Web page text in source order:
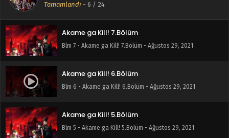
Tamamlandı - 6 / 24
Blm 8 - Akame ga Kill! 8.Bölüm - Ağustos 29, 2021
Akame ga Kill! 7.Bölüm
Blm 7 - Akame ga Kill! 7.Bölüm - Ağustos 29, 2021
Akame ga Kill! 6.Bölüm
Blm 6 - Akame ga Kill! 6.Bölüm - Ağustos 29, 2021
Akame ga Kill! 5.Bölüm
Blm 5 - Akame ga Kill! 5.Bölüm - Ağustos 29, 2021